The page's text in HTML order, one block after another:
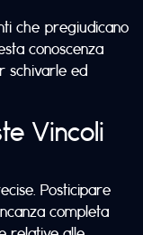
che pregiudicano
conoscenza
schivarle ed
Vincoli
Posticipare
completa